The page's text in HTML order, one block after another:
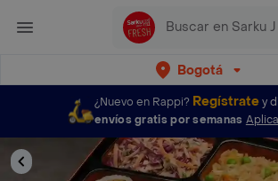
Bogotá
¿Nuevo en Rappi? Regístratey
envíos gratis por semanas